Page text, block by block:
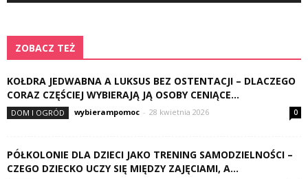
ZOBACZ TEŻ
KOŁDRA JEDWABNA A LUKSUS BEZ OSTENTACJI – DLACZEGO
CORAZ CZĘŚCIEJ WYBIERAJĄ JĄ OSOBY CENIĄCE...
DOM I OGRÓD wybierampomoc - 28 kwietnia 2026 0
PÓŁKOLONIE DLA DZIECI JAKO TRENING SAMODZIELNOŚCI –
CZEGO DZIECKO UCZY SIĘ MIĘDZY ZAJĘCIAMI, A...